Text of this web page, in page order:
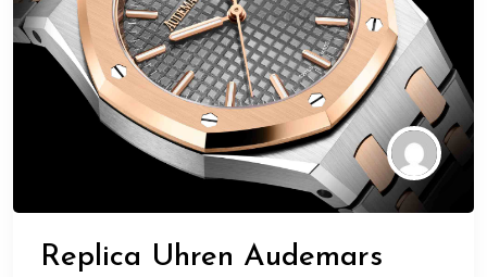
Replica Uhren Audemars